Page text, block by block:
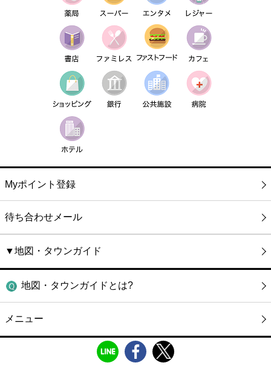
Myポイント登録
待ち合わせメール
▼地図・タウンガイド
地図・タウンガイドとは?
メニュー